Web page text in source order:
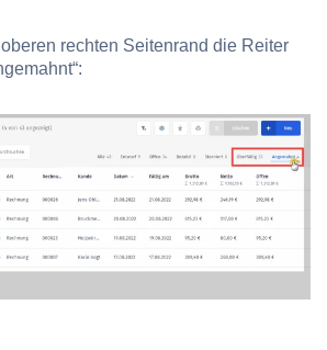
rechten Seitenrand die Reiter